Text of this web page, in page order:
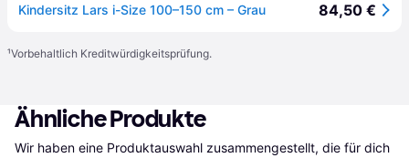
Kindersitz Lars i-Size 100–150 cm – Grau 84,50 €
¹Vorbehaltlich Kreditwürdigkeitsprüfung.
Ähnliche Produkte
Wir haben eine Produktauswahl zusammengestellt, die für dich